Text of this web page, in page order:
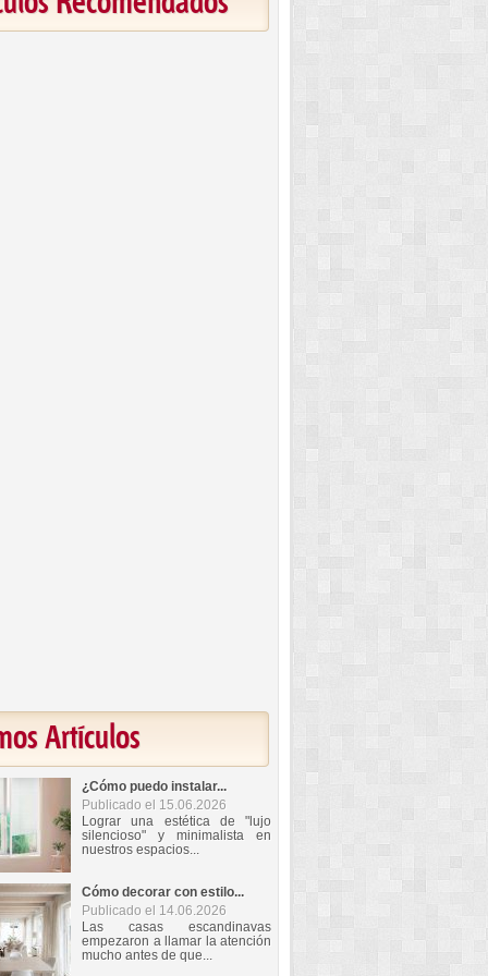
Artículos
¿Cómo puedo instalar...
Publicado el 15.06.2026
Lograr una estética de "lujo
silencioso" y minimalista en
nuestros espacios...
Cómo decorar con estilo...
Publicado el 14.06.2026
Las casas escandinavas
empezaron a llamar la atención
mucho antes de que...